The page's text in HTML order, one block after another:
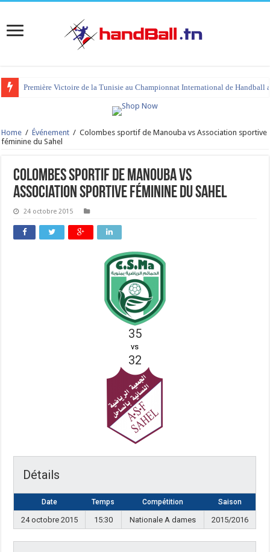
Première Victoire de la Tunisie au Championnat International de Handball
Home / Événement / Colombes sportif de Manouba vs Association sportive
féminine du Sahel
Colombes sportif de Manouba vs
Association sportive féminine du Sahel
24 octobre 2015
35
vs
32
Détails
Date Temps Compétition Saison
24 octobre 2015 15:30 Nationale A dames 2015/2016